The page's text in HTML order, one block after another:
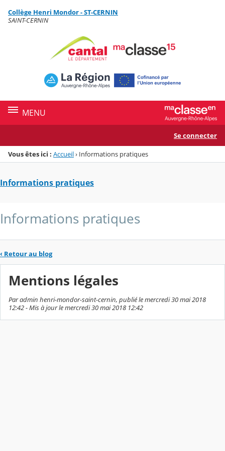
Menu de la rubrique
Contenu
Collège Henri Mondor - ST-CERNIN
SAINT-CERNIN
MENU
Se connecter
Vous êtes ici : Accueil› Informations pratiques
Informations pratiques
Informations pratiques
‹ Retour au blog
Mentions légales
Par admin henri-mondor-saint-cernin, publié le mercredi 30 mai 2018
12:42 - Mis à jour le mercredi 30 mai 2018 12:42